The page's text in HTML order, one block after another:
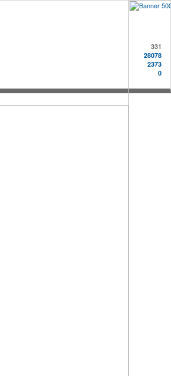
331
28078
2373
0